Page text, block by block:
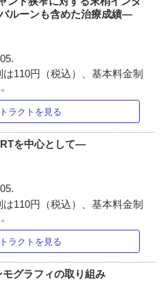
ルーンも含めた治療成績―
110円（税込）、基本料金制
ラクトを見る
を中心として―
110円（税込）、基本料金制
ラクトを見る
グラフィの取り組み